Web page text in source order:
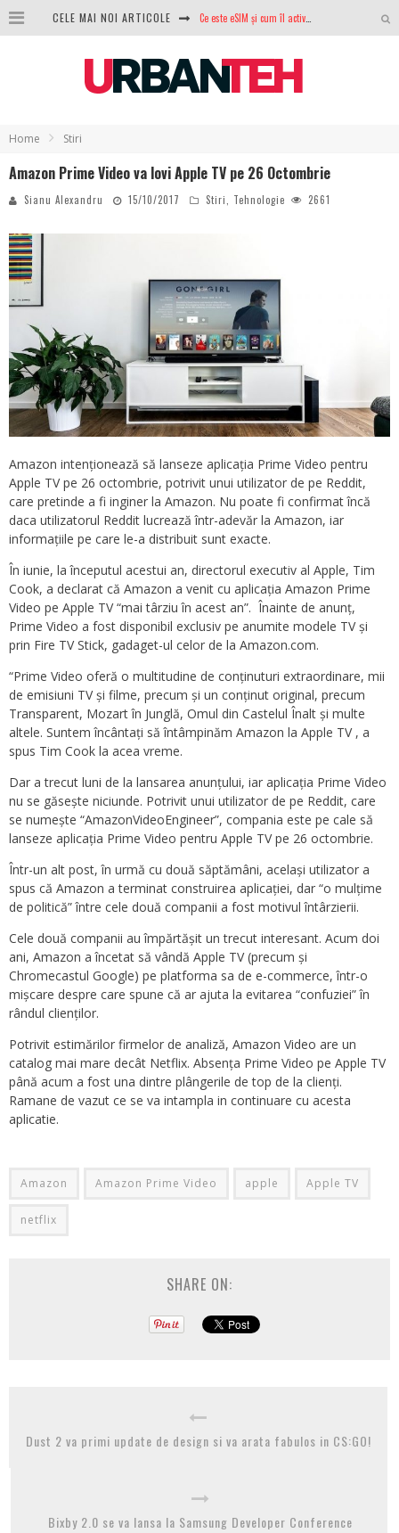
CELE MAI NOI ARTICOLE Ce este eSIM și cum îl activezi pe telefon? Ghid complet pentru Android și iPhone
Analiza producției fotovoltaice în România – cât produce un sistem solar pe timp de iarnă?
Home Stiri
Amazon Prime Video va lovi Apple TV pe 26 Octombrie
Sianu Alexandru 15/10/2017 Stiri Tehnologie 2661
Amazon intenționează să lanseze aplicația Prime Video pentru
Apple TV pe 26 octombrie, potrivit unui utilizator de pe Reddit,
care pretinde a fi inginer la Amazon. Nu poate fi confirmat încă
daca utilizatorul Reddit lucrează într-adevăr la Amazon, iar
informațiile pe care le-a distribuit sunt exacte.
În iunie, la începutul acestui an, directorul executiv al Apple, Tim
Cook, a declarat că Amazon a venit cu aplicația Amazon Prime
Video pe Apple TV “mai târziu în acest an”. Înainte de anunț,
Prime Video a fost disponibil exclusiv pe anumite modele TV și
prin Fire TV Stick, gadaget-ul celor de la Amazon.com.
“Prime Video oferă o multitudine de conținuturi extraordinare, mii
de emisiuni TV și filme, precum și un conținut original, precum
Transparent, Mozart în Junglă, Omul din Castelul Înalt și multe
altele. Suntem încântați să întâmpinăm Amazon la Apple TV , a
spus Tim Cook la acea vreme.
Dar a trecut luni de la lansarea anunțului, iar aplicația Prime Video
nu se găsește niciunde. Potrivit unui utilizator de pe Reddit, care
se numește “AmazonVideoEngineer”, compania este pe cale să
lanseze aplicația Prime Video pentru Apple TV pe 26 octombrie.
Într-un alt post, în urmă cu două săptămâni, același utilizator a
spus că Amazon a terminat construirea aplicației, dar “o mulțime
de politică” între cele două companii a fost motivul întârzierii.
Cele două companii au împărtășit un trecut interesant. Acum doi
ani, Amazon a încetat să vândă Apple TV (precum și
Chromecastul Google) pe platforma sa de e-commerce, într-o
mișcare despre care spune că ar ajuta la evitarea “confuziei” în
rândul clienților.
Potrivit estimărilor firmelor de analiză, Amazon Video are un
catalog mai mare decât Netflix. Absența Prime Video pe Apple TV
până acum a fost una dintre plângerile de top de la clienți.
Ramane de vazut ce se va intampla in continuare cu acesta
aplicatie.
Amazon Amazon Prime Video apple Apple TV
netflix
SHARE ON:
Dust 2 va primi update de design si va arata fabulos in CS:GO!
Bixby 2.0 se va lansa la Samsung Developer Conference